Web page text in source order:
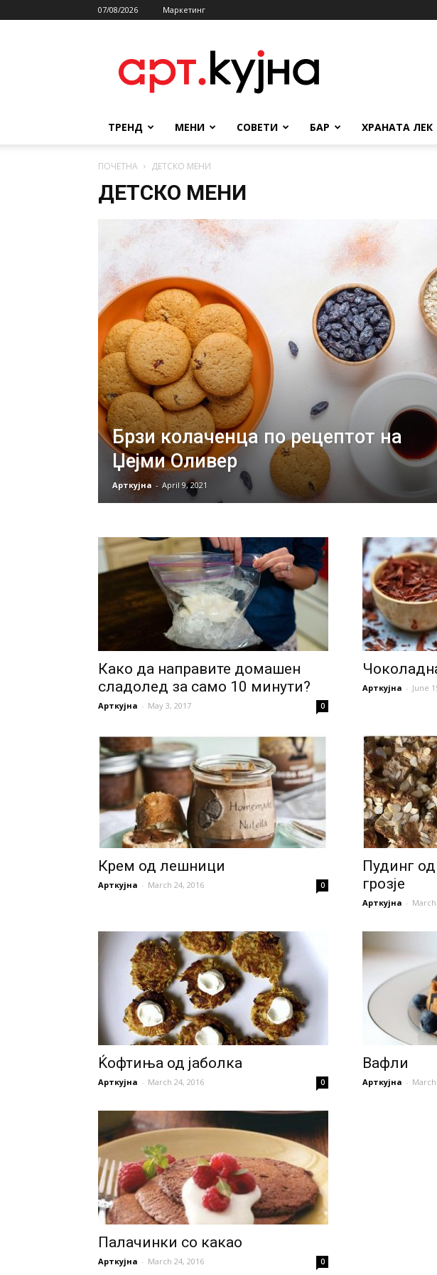
07/08/2026 Маркетинг
ТРЕНД МЕНИ СОВЕТИ БАР ХРАНАТА ЛЕК
ПОЧЕТНА ДЕТСКО МЕНИ
ДЕТСКО МЕНИ
Брзи колаченца по рецептот на
Џејми Оливер
Арткујна - April 9, 2021
Како да направите домашен
сладолед за само 10 минути?
Арткујна - May 3, 2017 0
Арткујна - June
Крем од лешници
Арткујна - March 24, 2016 0
Пудинг од
грозје
Арткујна - March
Ќофтиња од јаболкa
Арткујна - March 24, 2016 0
Вафли
Арткујна - March
Палачинки со какао
Арткујна - March 24, 2016 0